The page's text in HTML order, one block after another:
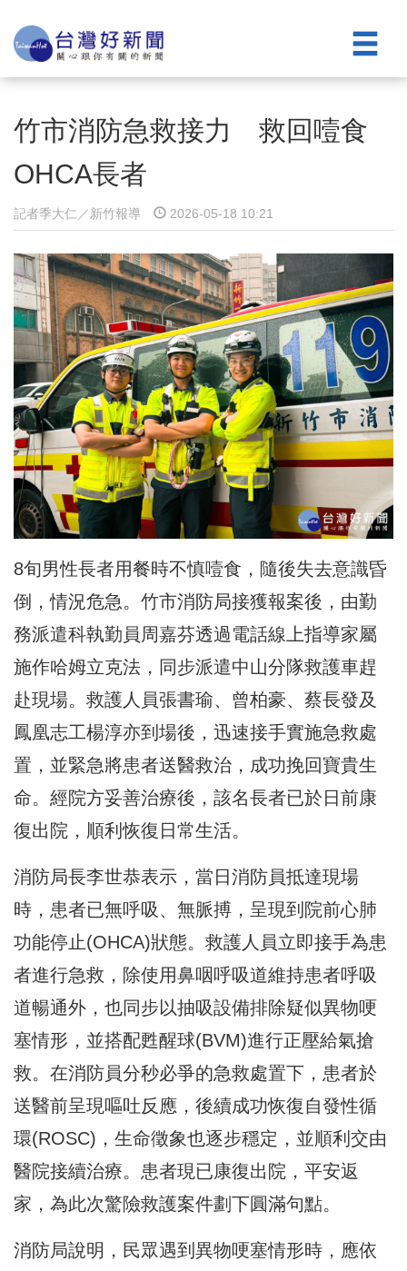
竹市消防急救接力 救回噎食
OHCA長者
記者季大仁／新竹報導 2026-05-18 10:21
8旬男性長者用餐時不慎噎食，隨後失去意識昏
倒，情況危急。竹市消防局接獲報案後，由勤
務派遣科執勤員周嘉芬透過電話線上指導家屬
施作哈姆立克法，同步派遣中山分隊救護車趕
赴現場。救護人員張書瑜、曾柏豪、蔡長發及
鳳凰志工楊淳亦到場後，迅速接手實施急救處
置，並緊急將患者送醫救治，成功挽回寶貴生
命。經院方妥善治療後，該名長者已於日前康
復出院，順利恢復日常生活。
消防局長李世恭表示，當日消防員抵達現場
時，患者已無呼吸、無脈搏，呈現到院前心肺
功能停止(OHCA)狀態。救護人員立即接手為患
者進行急救，除使用鼻咽呼吸道維持患者呼吸
道暢通外，也同步以抽吸設備排除疑似異物哽
塞情形，並搭配甦醒球(BVM)進行正壓給氣搶
救。在消防員分秒必爭的急救處置下，患者於
送醫前呈現嘔吐反應，後續成功恢復自發性循
環(ROSC)，生命徵象也逐步穩定，並順利交由
醫院接續治療。患者現已康復出院，平安返
家，為此次驚險救護案件劃下圓滿句點。
消防局說明，民眾遇到異物哽塞情形時，應依